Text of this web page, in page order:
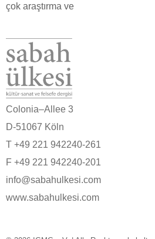
çok araştırma ve
Colonia–Allee 3
D-51067 Köln
T +49 221 942240-261
F +49 221 942240-201
info@sabahulkesi.com
www.sabahulkesi.com